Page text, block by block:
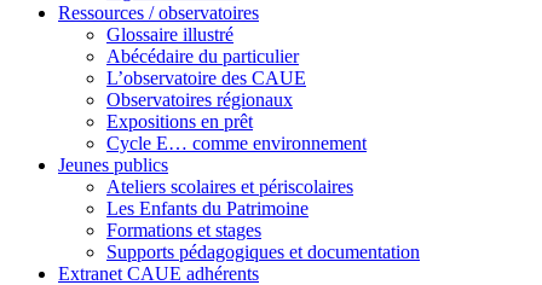
Ressources / observatoires
Glossaire illustré
Abécédaire du particulier
L’observatoire des CAUE
Observatoires régionaux
Expositions en prêt
Cycle E… comme environnement
Jeunes publics
Ateliers scolaires et périscolaires
Les Enfants du Patrimoine
Formations et stages
Supports pédagogiques et documentation
Extranet CAUE adhérents